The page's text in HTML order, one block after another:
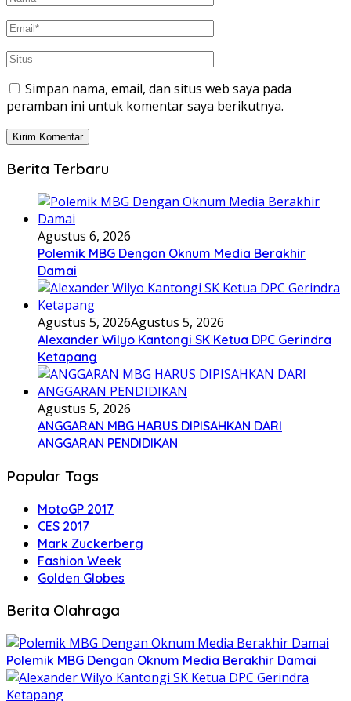
Simpan nama, email, dan situs web saya pada
peramban ini untuk komentar saya berikutnya.
Berita Terbaru
Agustus 6, 2026
Polemik MBG Dengan Oknum Media Berakhir
Damai
Agustus 5, 2026Agustus 5, 2026
Alexander Wilyo Kantongi SK Ketua DPC Gerindra
Ketapang
Agustus 5, 2026
ANGGARAN MBG HARUS DIPISAHKAN DARI
ANGGARAN PENDIDIKAN
Popular Tags
MotoGP 2017
CES 2017
Mark Zuckerberg
Fashion Week
Golden Globes
Berita Olahraga
Polemik MBG Dengan Oknum Media Berakhir Damai